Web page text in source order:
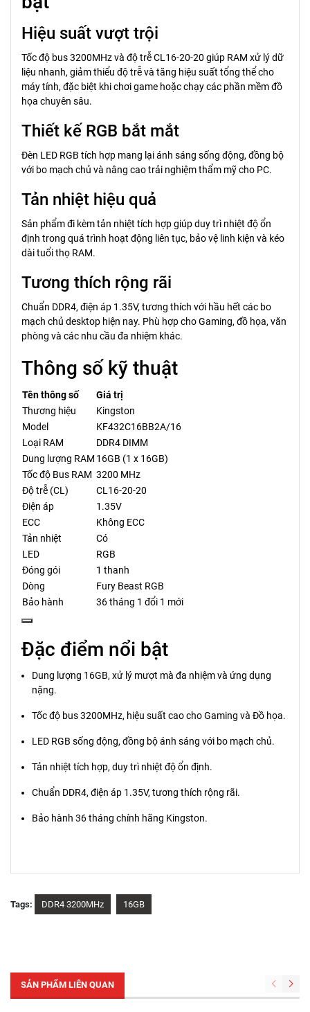
Hiệu suất vượt trội
Tốc độ bus 3200MHz và độ trễ CL16-20-20 giúp RAM xử lý dữ
liệu nhanh, giảm thiểu độ trễ và tăng hiệu suất tổng thể cho
máy tính, đặc biệt khi chơi game hoặc chạy các phần mềm đồ
họa chuyên sâu.
Thiết kế RGB bắt mắt
Đèn LED RGB tích hợp mang lại ánh sáng sống động, đồng bộ
với bo mạch chủ và nâng cao trải nghiệm thẩm mỹ cho PC.
Tản nhiệt hiệu quả
Sản phẩm đi kèm tản nhiệt tích hợp giúp duy trì nhiệt độ ổn
định trong quá trình hoạt động liên tục, bảo vệ linh kiện và kéo
dài tuổi thọ RAM.
Tương thích rộng rãi
Chuẩn DDR4, điện áp 1.35V, tương thích với hầu hết các bo
mạch chủ desktop hiện nay. Phù hợp cho Gaming, đồ họa, văn
phòng và các nhu cầu đa nhiệm khác.
Thông số kỹ thuật
Tên thông số
Giá trị
Thương hiệu
Kingston
Model
KF432C16BB2A/16
Loại RAM
DDR4 DIMM
Dung lượng RAM 16GB (1 x 16GB)
Tốc độ Bus RAM 3200 MHz
Độ trễ (CL)
CL16-20-20
Điện áp
1.35V
ECC
Không ECC
Tản nhiệt
Có
LED
RGB
Đóng gói
1 thanh
Dòng
Fury Beast RGB
Bảo hành
36 tháng 1 đổi 1 mới
Đặc điểm nổi bật
Dung lượng 16GB, xử lý mượt mà đa nhiệm và ứng dụng
nặng.
Tốc độ bus 3200MHz, hiệu suất cao cho Gaming và Đồ họa.
LED RGB sống động, đồng bộ ánh sáng với bo mạch chủ.
Tản nhiệt tích hợp, duy trì nhiệt độ ổn định.
Chuẩn DDR4, điện áp 1.35V, tương thích rộng rãi.
Bảo hành 36 tháng chính hãng Kingston.
Tags: DDR4 3200MHz 16GB
SẢN PHẨM LIÊN QUAN